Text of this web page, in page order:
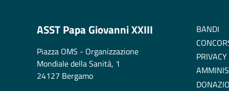
ASST Papa Giovanni XXIII
Piazza OMS - Organizzazione
Mondiale della Sanità, 1
24127 Bergamo
BANDI
PRIVACY